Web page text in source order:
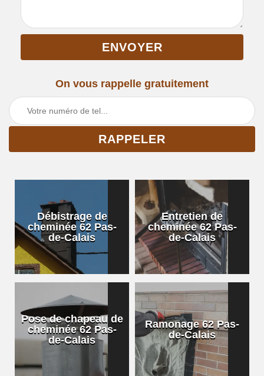
On vous rappelle gratuitement
Débistrage de
cheminée 62 Pas-
de-Calais
Entretien de
cheminée 62 Pas-
de-Calais
Pose de chapeau de
cheminée 62 Pas-
de-Calais
Ramonage 62 Pas-
de-Calais